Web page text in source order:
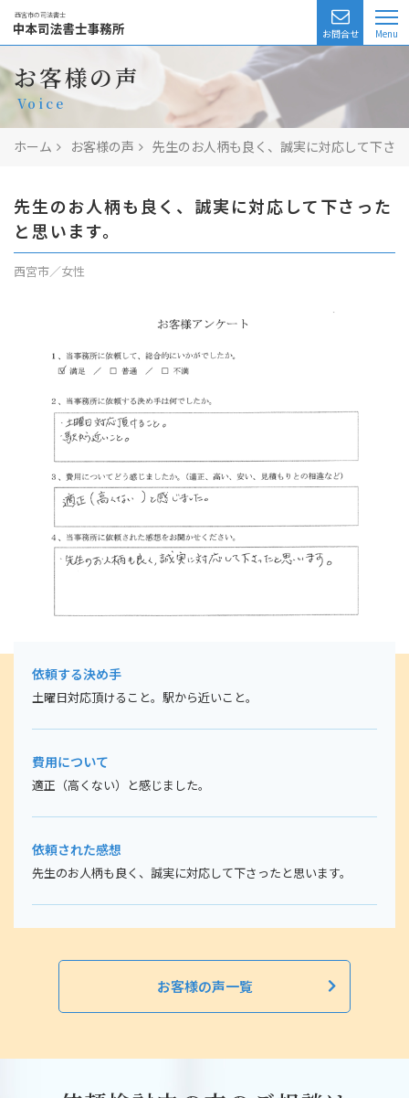
西宮市の司法書士
業務一覧
相続相談
無料相談
費用
司法書士の紹介
アクセス
お客様の声
〒662-0832
兵庫県西宮市甲風園1丁目9-8 睦ビル502
まずはお気軽にご相談下さい。
tel.0798-31-1860
【平日】9:00～18:00
お問い合わせ・ご予約はこちら
お問合せ
お客様の声
Voice
ホーム お客様の声 先生のお人柄も良く、誠実に対応して下さ
先生のお人柄も良く、誠実に対応して下さった
と思います。
西宮市／女性
依頼する決め手
土曜日対応頂けること。駅から近いこと。
費用について
適正（高くない）と感じました。
依頼された感想
先生のお人柄も良く、誠実に対応して下さったと思います。
お客様の声一覧